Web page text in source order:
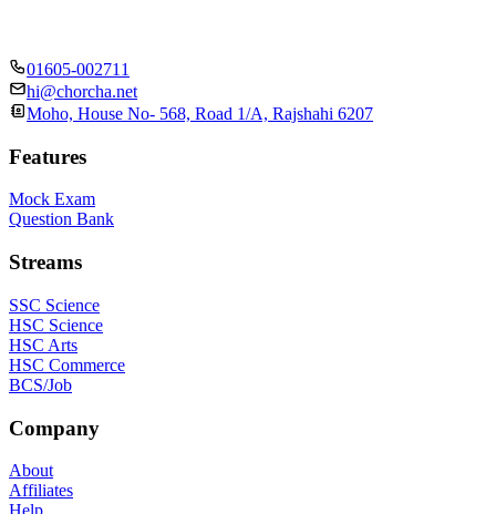
01605-002711
hi@chorcha.net
Moho, House No- 568, Road 1/A, Rajshahi 6207
Features
Mock Exam
Question Bank
Streams
SSC Science
HSC Science
HSC Arts
HSC Commerce
BCS/Job
Company
About
Affiliates